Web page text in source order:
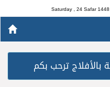
Saturday , 24 Safar
بالأفلاج ترحب بكم